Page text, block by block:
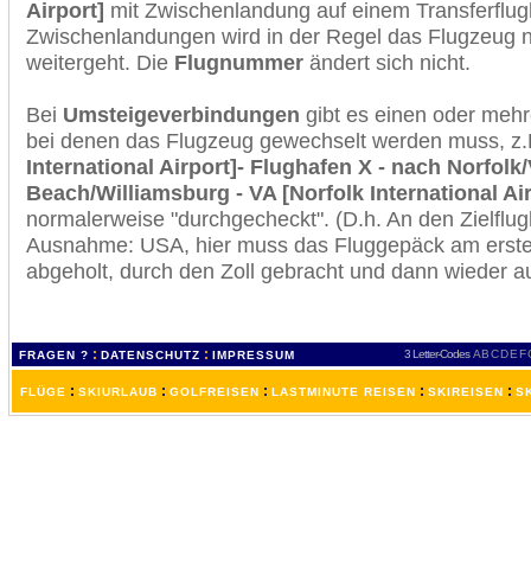
Airport] mit Zwischenlandung auf einem
Zwischenlandungen wird in der Regel das Flugzeug
weitergeht. Die Flugnummer ändert sich nicht.
Bei Umsteigeverbindungen gibt es einen oder
bei denen das Flugzeug gewechselt werden muss,
International Airport]- Flughafen X - nach
Beach/Williamsburg - VA [Norfolk International
normalerweise "durchgecheckt". (D.h. An den
Ausnahme: USA, hier muss das Fluggepäck am
abgeholt, durch den Zoll gebracht und dann wieder
FRAGEN ? : DATENSCHUTZ : IMPRESSUM 3 Letter-Codes ABCDEF
FLÜGE : SKIURLAUB : GOLFREISEN : LASTMINUTE REISEN : SKIREISEN :